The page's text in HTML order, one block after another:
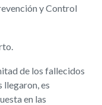
y Control
de los fallecidos
llegaron, es
en las